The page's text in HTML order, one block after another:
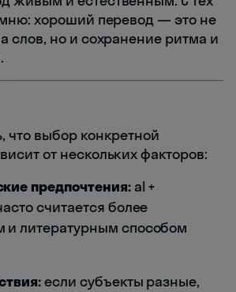
хороший перевод — это не
слов, но и сохранение ритма и
что выбор конкретной
от нескольких факторов:
предпочтения:al +
считается более
литературным способом
если субъекты разные,